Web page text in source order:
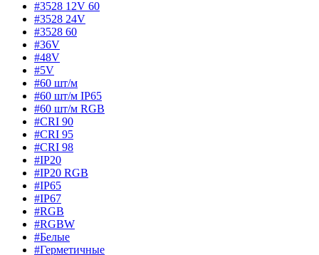
#3528 12V 60
#3528 24V
#3528 60
#36V
#48V
#5V
#60 шт/м
#60 шт/м IP65
#60 шт/м RGB
#CRI 90
#CRI 95
#CRI 98
#IP20
#IP20 RGB
#IP65
#IP67
#RGB
#RGBW
#Белые
#Герметичные